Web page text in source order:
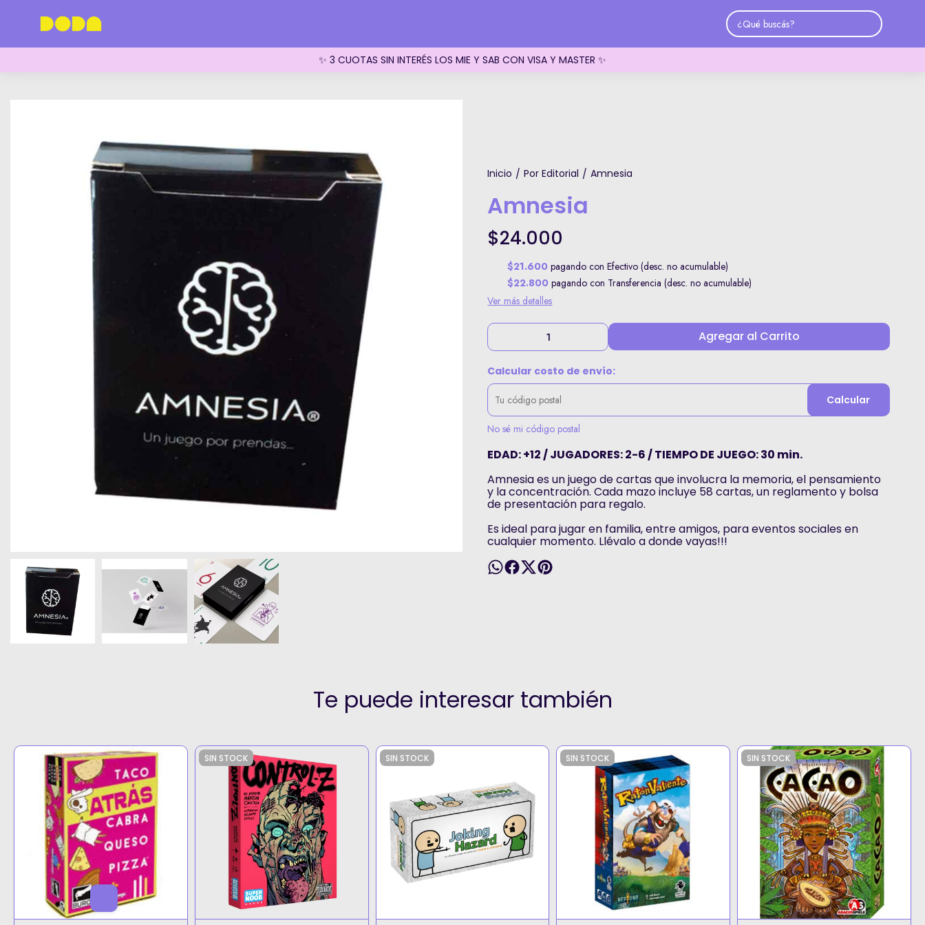
✨ 3 CUOTAS SIN INTERÉS LOS MIE Y SAB CON VISA Y MASTER ✨
Inicio / Por Editorial / Amnesia
Amnesia
$24.000
$21.600 pagando con Efectivo (desc. no acumulable)
$22.800 pagando con Transferencia (desc. no acumulable)
Ver más detalles
Agregar al Carrito
Calcular costo de envío:
Calcular
No sé mi código postal
EDAD: +12 / JUGADORES: 2-6 / TIEMPO DE JUEGO: 30 min.
Amnesia es un juego de cartas que involucra la memoria, el pensamiento
y la concentración. Cada mazo incluye 58 cartas, un reglamento y bolsa
de presentación para regalo.
Es ideal para jugar en familia, entre amigos, para eventos sociales en
cualquier momento. Llévalo a donde vayas!!!
Te puede interesar también
SIN STOCK SIN STOCK SIN STOCK SIN STOCK